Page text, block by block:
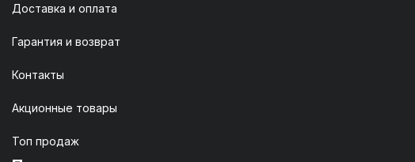
Доставка и оплата
Гарантия и возврат
Контакты
Акционные товары
Топ продаж